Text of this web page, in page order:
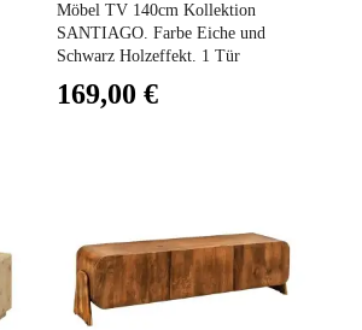
Möbel TV 140cm Kollektion
SANTIAGO. Farbe Eiche und
Schwarz Holzeffekt. 1 Tür
169,00 €